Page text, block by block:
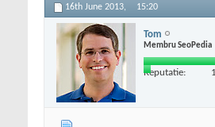
16th June 2013, 15:20
Tom
Membru SeoPedia
Reputatie: